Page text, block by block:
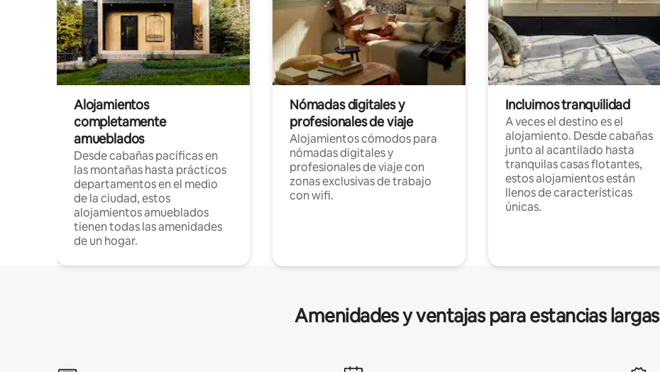
Alojamientos
completamente
amueblados
Desde cabañas pacíficas en
las montañas hasta prácticos
departamentos en el medio
de la ciudad, estos
alojamientos amueblados
tienen todas las amenidades
de un hogar.
Nómadas digitales y
profesionales de viaje
Alojamientos cómodos para
nómadas digitales y
profesionales de viaje con
zonas exclusivas de trabajo
con wifi.
Incluimos tranquilidad
A veces el destino es el
alojamiento. Desde cabañas
junto al acantilado hasta
tranquilas casas flotantes,
estos alojamientos están
llenos de características
únicas.
Amenidades y ventajas para estancias largas